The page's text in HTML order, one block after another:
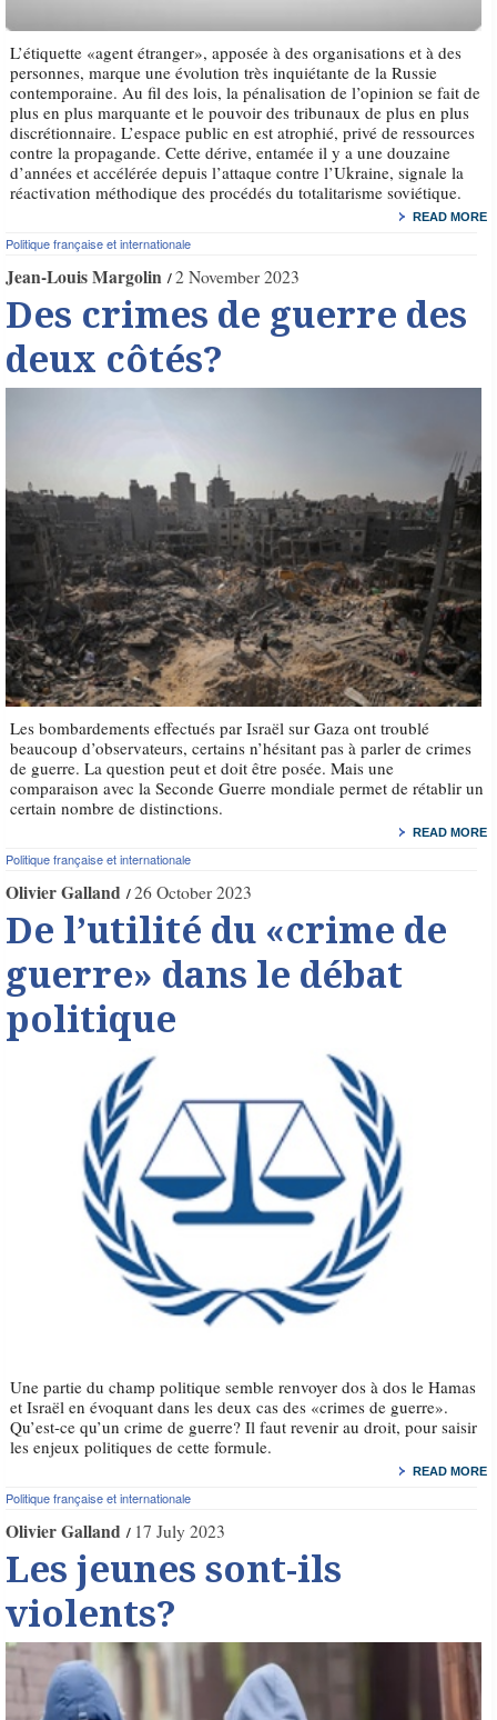
L’étiquette «agent étranger», apposée à des organisations et à des
personnes, marque une évolution très inquiétante de la Russie
contemporaine. Au fil des lois, la pénalisation de l’opinion se fait de
plus en plus marquante et le pouvoir des tribunaux de plus en plus
discrétionnaire. L’espace public en est atrophié, privé de ressources
contre la propagande. Cette dérive, entamée il y a une douzaine
d’années et accélérée depuis l’attaque contre l’Ukraine, signale la
réactivation méthodique des procédés du totalitarisme soviétique.
READ MORE
Politique française et internationale
Jean-Louis Margolin 2 November 2023
Des crimes de guerre des
deux côtés?
Les bombardements effectués par Israël sur Gaza ont troublé
beaucoup d’observateurs, certains n’hésitant pas à parler de crimes
de guerre. La question peut et doit être posée. Mais une
comparaison avec la Seconde Guerre mondiale permet de rétablir un
certain nombre de distinctions.
READ MORE
Politique française et internationale
Olivier Galland 26 October 2023
De l’utilité du «crime de
guerre» dans le débat
politique
Une partie du champ politique semble renvoyer dos à dos le Hamas
et Israël en évoquant dans les deux cas des «crimes de guerre».
Qu’est-ce qu’un crime de guerre? Il faut revenir au droit, pour saisir
les enjeux politiques de cette formule.
READ MORE
Politique française et internationale
Olivier Galland 17 July 2023
Les jeunes sont-ils
violents?